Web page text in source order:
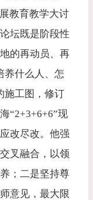
教育教学大讨
坛既是阶段性
的再动员、再
养什么人、怎
施工图，修订
“2+3+6+6”现
改尽改。他强
叉融合，以领
；二是坚持尊
意见，最大限